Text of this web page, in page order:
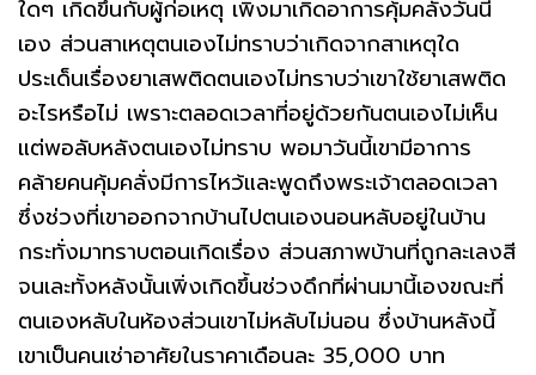
ใดๆ เกิดขึ้นกับผู้ก่อเหตุ เพิ่งมาเกิดอาการคุ้มคลั่งวันนี้
เอง ส่วนสาเหตุตนเองไม่ทราบว่าเกิดจากสาเหตุใด
ประเด็นเรื่องยาเสพติดตนเองไม่ทราบว่าเขาใช้ยาเสพติด
อะไรหรือไม่ เพราะตลอดเวลาที่อยู่ด้วยกันตนเองไม่เห็น
แต่พอลับหลังตนเองไม่ทราบ พอมาวันนี้เขามีอาการ
คล้ายคนคุ้มคลั่งมีการไหว้และพูดถึงพระเจ้าตลอดเวลา
ซึ่งช่วงที่เขาออกจากบ้านไปตนเองนอนหลับอยู่ในบ้าน
กระทั่งมาทราบตอนเกิดเรื่อง ส่วนสภาพบ้านที่ถูกละเลงสี
จนเละทั้งหลังนั้นเพิ่งเกิดขึ้นช่วงดึกที่ผ่านมานี้เองขณะที่
ตนเองหลับในห้องส่วนเขาไม่หลับไม่นอน ซึ่งบ้านหลังนี้
เขาเป็นคนเช่าอาศัยในราคาเดือนละ 35,000 บาท